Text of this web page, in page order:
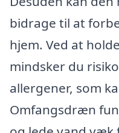
bidrage til at
hjem. Ved at
mindsker du
allergener, som
Omfangsdræn